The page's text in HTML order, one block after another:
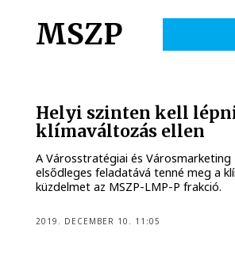
MSZP
Helyi szinten kell
klímaváltozás ellen
A Városstratégiai és
elsődleges feladatává tenné meg a
küzdelmet az MSZP-LMP-P frakció.
2019. DECEMBER 10. 11:05